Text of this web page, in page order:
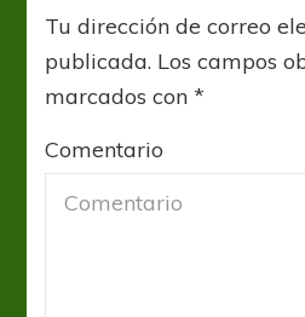
Tu dirección de correo
publicada. Los campos
marcados con*
Comentario